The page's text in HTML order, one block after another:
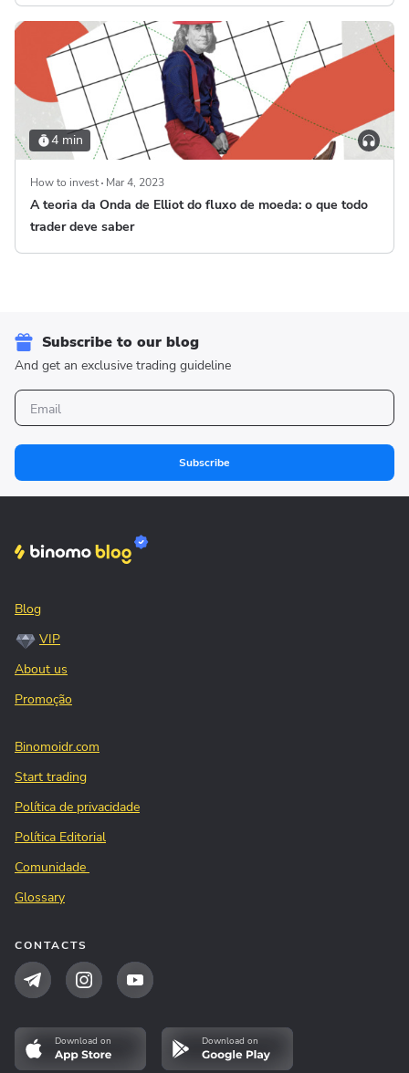
4 min
How to invest Mar 4, 2023
A teoria da Onda de Elliot do fluxo de moeda: o que todo
trader deve saber
Subscribe to our blog
And get an exclusive trading guideline
Subscribe
Blog
VIP
About us
Promoção
Binomoidr.com
Start trading
Política de privacidade
Política Editorial
Comunidade
Glossary
CONTACTS
Download on Download on